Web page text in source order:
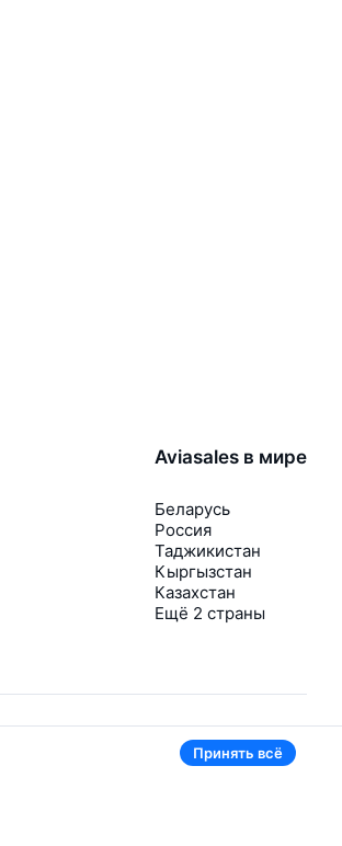
Aviasales в мире
Беларусь
Россия
Таджикистан
Кыргызстан
Казахстан
Ещё 2 страны
Принять всё